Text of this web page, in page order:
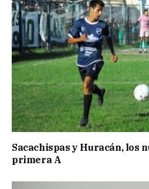
Sacachispas y Huracán, los
primera A